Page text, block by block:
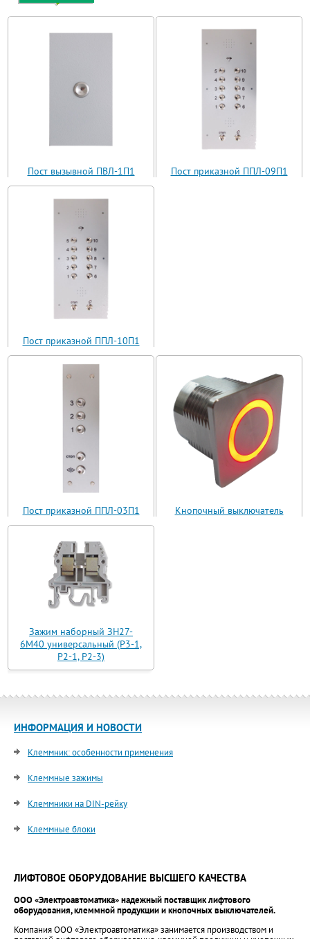
Пост вызывной ПВЛ-1П1
(ВП11-1)
Пост приказной ППЛ-09П1
Пост приказной ППЛ-10П1
(ППЛ11-10)
Пост приказной ППЛ-03П1
(ППЛ11-03)
Кнопочный выключатель
Зажим наборный ЗН27-
6М40 универсальный (Р3-1,
Р2-1, Р2-3)
ИНФОРМАЦИЯ И НОВОСТИ
Клеммник: особенности применения
Клеммные зажимы
Клеммники на DIN-рейку
Клеммные блоки
ЛИФТОВОЕ ОБОРУДОВАНИЕ ВЫСШЕГО КАЧЕСТВА
ООО «Электроавтоматика» надежный поставщик лифтового
оборудования, клеммной продукции и кнопочных выключателей.
Компания ООО «Электроавтоматика» занимается производством и